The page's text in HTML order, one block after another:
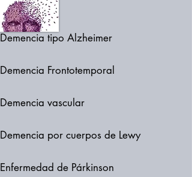
Demencia tipo Alzheimer
Demencia Frontotemporal
Demencia vascular
Demencia por cuerpos de Lewy
Enfermedad de Párkinson